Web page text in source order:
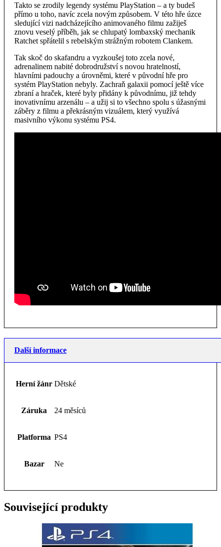
Takto se zrodily legendy systému PlayStation – a ty budeš
přímo u toho, navíc zcela novým způsobem. V této hře úzce
sledující vizi nadcházejícího animovaného filmu zažiješ
znovu veselý příběh, jak se chlupatý lombaxský mechanik
Ratchet spřátelil s rebelským strážným robotem Clankem.
Tak skoč do skafandru a vyzkoušej toto zcela nové,
adrenalinem nabité dobrodružství s novou hratelností,
hlavními padouchy a úrovněmi, které v původní hře pro
systém PlayStation nebyly. Zachraň galaxii pomocí ještě více
zbraní a hraček, které byly přidány k původnímu, již tehdy
inovativnímu arzenálu – a užij si to všechno spolu s úžasnými
záběry z filmu a překrásným vizuálem, který využívá
masivního výkonu systému PS4.
Další informace
Herní žánr Dětské
Záruka 24 měsíců
Platforma PS4
Bazar Ne
Související produkty